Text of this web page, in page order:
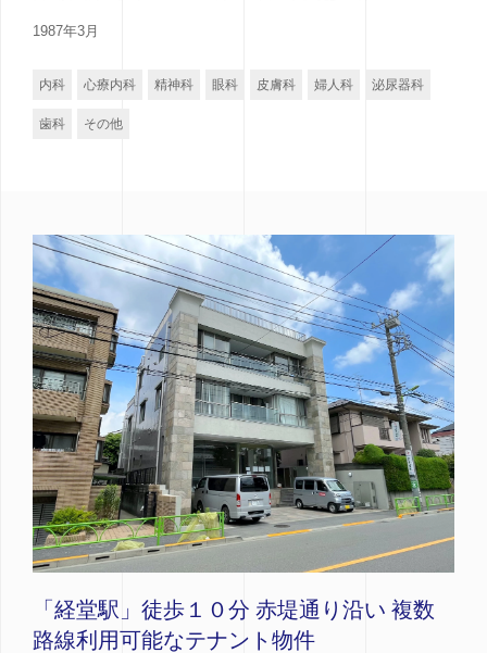
1987年3月
内科 心療内科 精神科 眼科 皮膚科 婦人科 泌尿器科
歯科 その他
「経堂駅」徒歩１０分 赤堤通り沿い 複数
路線利用可能なテナント物件